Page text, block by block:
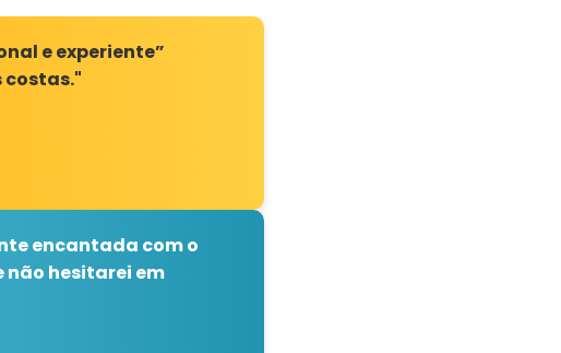
e experiente”
costas."
encantada com o
não hesitarei em